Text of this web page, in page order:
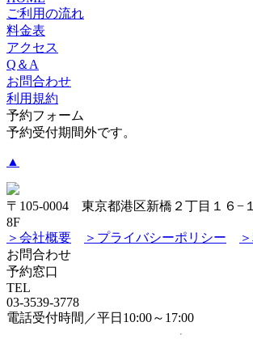
ご利用の流れ
料金表
アクセス
Q＆A
お問合わせ
利用規約
予約フォーム
予約受付期間外です。
▲
〒105-0004 東京都港区新橋２丁目１６−
8F
＞会社概要
＞プライバシーポリシー
お問合わせ
予約窓口
TEL
03-3539-3778
電話受付時間／平日10:00～17:00